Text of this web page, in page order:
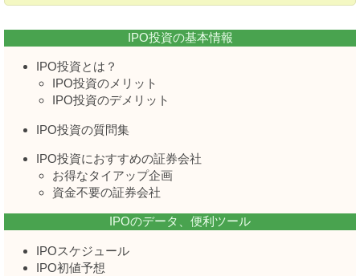
IPO投資の基本情報
IPO投資とは？
IPO投資のメリット
IPO投資のデメリット
IPO投資の質問集
IPO投資におすすめの証券会社
お得なタイアップ企画
資金不要の証券会社
IPOのデータ、便利ツール
IPOスケジュール
IPO初値予想